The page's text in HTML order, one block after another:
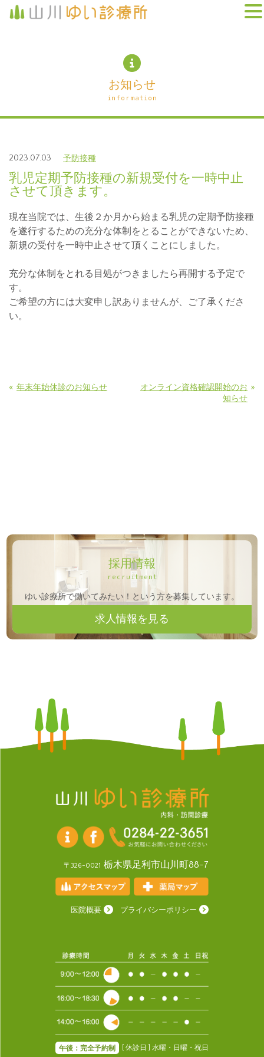
お知らせ
information
2023.07.03 予防接種
乳児定期予防接種の新規受付を一時中止
させて頂きます。
現在当院では、生後２か月から始まる乳児の定期予防接種
を遂行するための充分な体制をとることができないため、
新規の受付を一時中止させて頂くことにしました。
充分な体制をとれる目処がつきましたら再開する予定で
す。
ご希望の方には大変申し訳ありませんが、ご了承くださ
い。
« 年末年始休診のお知らせ »
オンライン資格確認開始のお
知らせ
採用情報
recruitment
ゆい診療所で働いてみたい！という方を募集しています。
求人情報を見る
〒326-0021 栃木県足利市山川町88-7
プライバシーポリシー
医院概要
午後：完全予約制 [ 休診日 ] 水曜・日曜・祝日